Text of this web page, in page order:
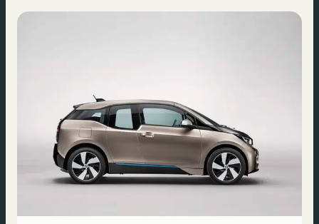
C’est maintenant au tour de BMW de s’y mettre, avec l’i3,